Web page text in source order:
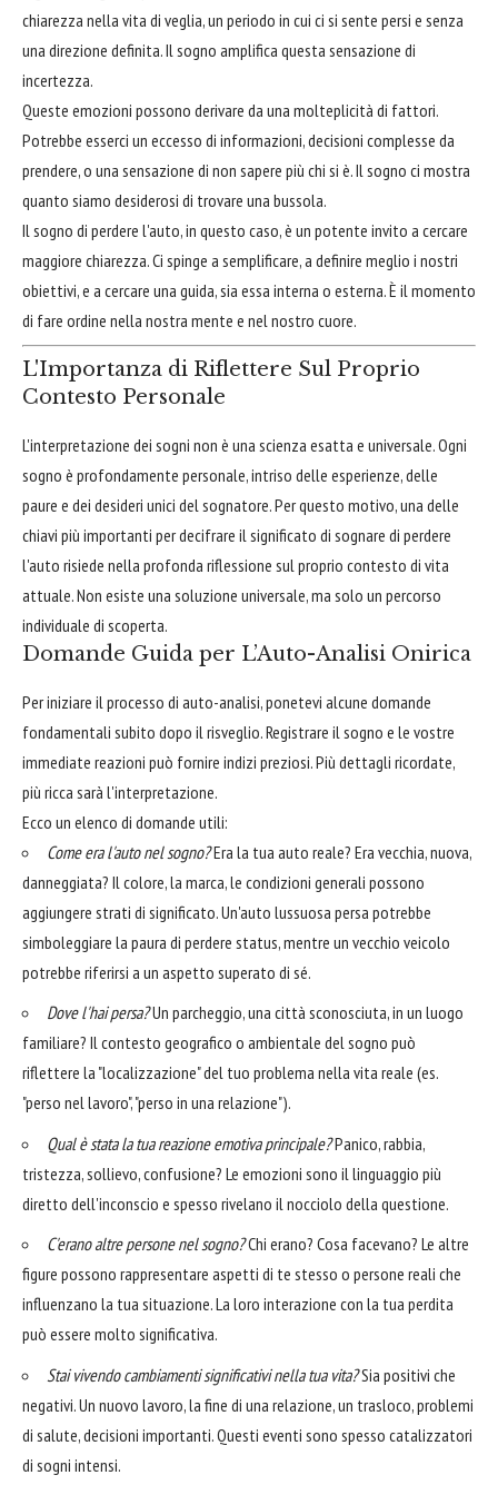
chiarezza nella vita di veglia, un periodo in cui ci si sente persi e senza
una direzione definita. Il sogno amplifica questa sensazione di
incertezza.
Queste emozioni possono derivare da una molteplicità di fattori.
Potrebbe esserci un eccesso di informazioni, decisioni complesse da
prendere, o una sensazione di non sapere più chi si è. Il sogno ci mostra
quanto siamo desiderosi di trovare una bussola.
Il sogno di perdere l'auto, in questo caso, è un potente invito a cercare
maggiore chiarezza. Ci spinge a semplificare, a definire meglio i nostri
obiettivi, e a cercare una guida, sia essa interna o esterna. È il momento
di fare ordine nella nostra mente e nel nostro cuore.
L'Importanza di Riflettere Sul Proprio
Contesto Personale
L'interpretazione dei sogni non è una scienza esatta e universale. Ogni
sogno è profondamente personale, intriso delle esperienze, delle
paure e dei desideri unici del sognatore. Per questo motivo, una delle
chiavi più importanti per decifrare il significato di sognare di perdere
l'auto risiede nella profonda riflessione sul proprio contesto di vita
attuale. Non esiste una soluzione universale, ma solo un percorso
individuale di scoperta.
Domande Guida per L’Auto-Analisi Onirica
Per iniziare il processo di auto-analisi, ponetevi alcune domande
fondamentali subito dopo il risveglio. Registrare il sogno e le vostre
immediate reazioni può fornire indizi preziosi. Più dettagli ricordate,
più ricca sarà l'interpretazione.
Ecco un elenco di domande utili:
Come era l'auto nel sogno?Era la tua auto reale? Era vecchia, nuova,
danneggiata? Il colore, la marca, le condizioni generali possono
aggiungere strati di significato. Un'auto lussuosa persa potrebbe
simboleggiare la paura di perdere status, mentre un vecchio veicolo
potrebbe riferirsi a un aspetto superato di sé.
Dove l'hai persa?Un parcheggio, una città sconosciuta, in un luogo
familiare? Il contesto geografico o ambientale del sogno può
riflettere la "localizzazione" del tuo problema nella vita reale (es.
"perso nel lavoro", "perso in una relazione").
Qual è stata la tua reazione emotiva principale?Panico, rabbia,
tristezza, sollievo, confusione? Le emozioni sono il linguaggio più
diretto dell'inconscio e spesso rivelano il nocciolo della questione.
C'erano altre persone nel sogno?Chi erano? Cosa facevano? Le altre
figure possono rappresentare aspetti di te stesso o persone reali che
influenzano la tua situazione. La loro interazione con la tua perdita
può essere molto significativa.
Stai vivendo cambiamenti significativi nella tua vita?Sia positivi che
negativi. Un nuovo lavoro, la fine di una relazione, un trasloco, problemi
di salute, decisioni importanti. Questi eventi sono spesso catalizzatori
di sogni intensi.